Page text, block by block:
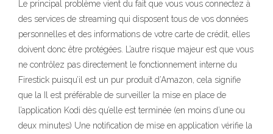
Le principal problème vient du fait que vous vous connectez à
des services de streaming qui disposent tous de vos données
personnelles et des informations de votre carte de crédit, elles
doivent donc être protégées. L’autre risque majeur est que vous
ne contrôlez pas directement le fonctionnement interne du
Firestick puisqu’il est un pur produit d’Amazon, cela signifie
que la Il est préférable de surveiller la mise en place de
l’application Kodi dès qu’elle est terminée (en moins d’une ou
deux minutes) Une notification de mise en application vérifie la